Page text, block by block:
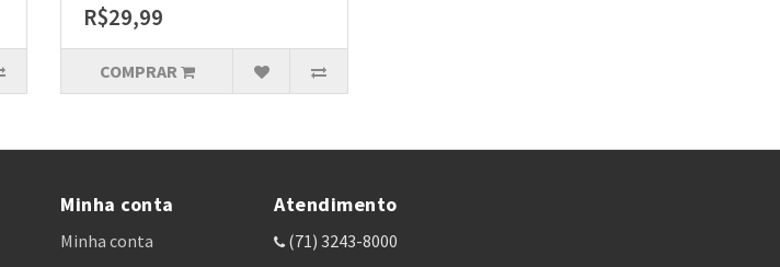
R$29,99
COMPRAR
Minha conta
Minha conta
Atendimento
(71) 3243-8000